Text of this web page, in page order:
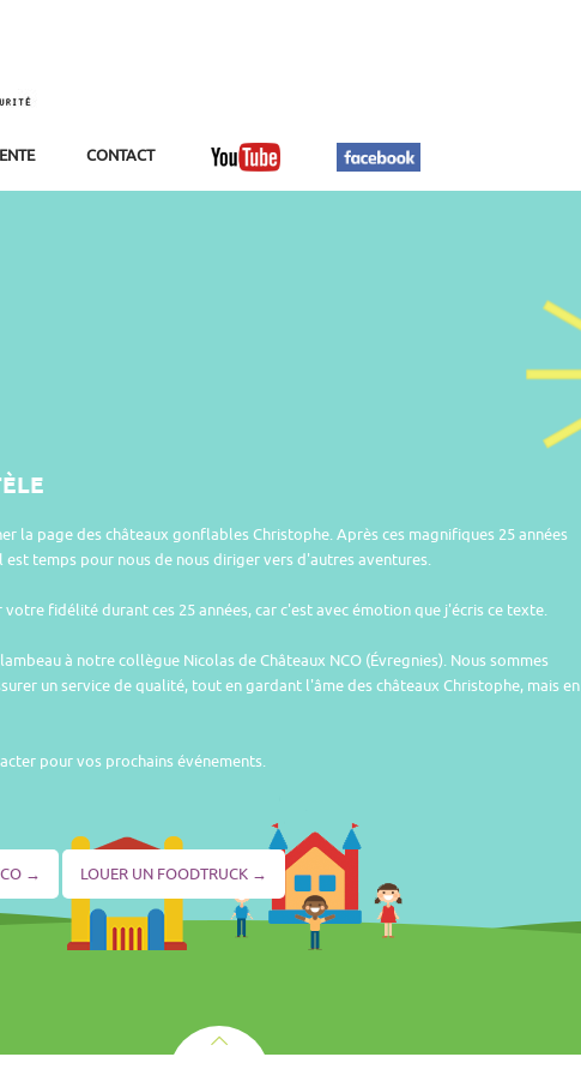
CONTACT
la page des châteaux gonflables Christophe. Après ces magnifiques 25 années
est temps pour nous de nous diriger vers d'autres aventures.
fidélité durant ces 25 années, car c'est avec émotion que j'écris ce texte.
à notre collègue Nicolas de Châteaux NCO (Évregnies). Nous sommes
un service de qualité, tout en gardant l'âme des châteaux Christophe, mais en
pour vos prochains événements.
→ LOUER UN FOODTRUCK →